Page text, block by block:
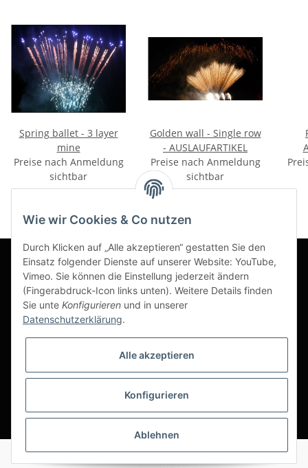
Spring ballet - 3 layer
mine
Preise nach Anmeldung
sichtbar
Golden wall - Single row
- AUSLAUFARTIKEL
Preise nach Anmeldung
sichtbar
Informationen
Gesetzliche Informationen
Alle Preise ohne gesetzliche Umsatzsteuer
Wie wir Cookies & Co nutzen
Durch Klicken auf „Alle akzeptieren“ gestatten Sie den
Einsatz folgender Dienste auf unserer Website: YouTube,
Vimeo. Sie können die Einstellung jederzeit ändern
(Fingerabdruck-Icon links unten). Weitere Details finden
Sie unte Konfigurieren und in unserer
Datenschutzerklärung.
Alle akzeptieren
Konfigurieren
Ablehnen